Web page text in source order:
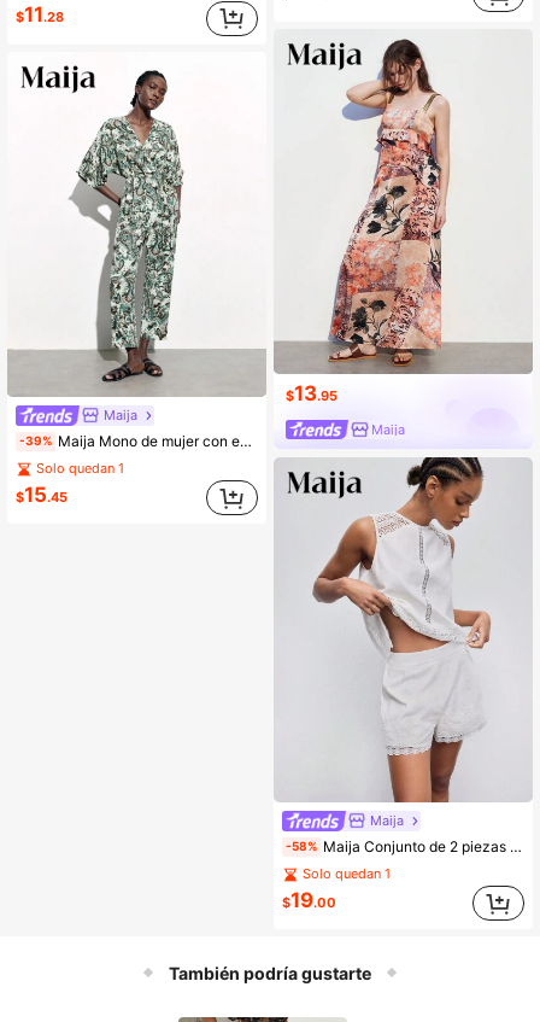
$11.28
Maija
-39% Maija Mono de mujer con estampado de paisley y estilo tipo murciélago, de estilo fluido para vacaciones
Solo quedan 1
$15.45
$13.95
Maija
Maija
-58% Maija Conjunto de 2 piezas de top sin mangas con inserción de encaje y shorts de unicolor para mujer
Solo quedan 1
$19.00
También podría gustarte